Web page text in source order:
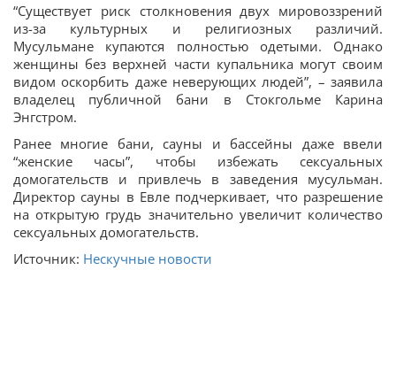
“Существует риск столкновения двух мировоззрений
из-за культурных и религиозных различий.
Мусульмане купаются полностью одетыми. Однако
женщины без верхней части купальника могут своим
видом оскорбить даже неверующих людей”, – заявила
владелец публичной бани в Стокгольме Карина
Энгстром.
Ранее многие бани, сауны и бассейны даже ввели
“женские часы”, чтобы избежать сексуальных
домогательств и привлечь в заведения мусульман.
Директор сауны в Евле подчеркивает, что разрешение
на открытую грудь значительно увеличит количество
сексуальных домогательств.
Источник: Нескучные новости